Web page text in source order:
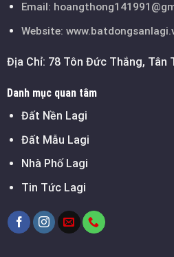
Email:
Website:
Địa Chỉ: 78 Tôn Đức Thắng, Tân
Danh mục quan tâm
Đất Nền Lagi
Đất Mẫu Lagi
Nhà Phố Lagi
Tin Tức Lagi